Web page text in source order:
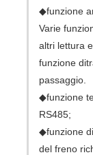
◆funzione
Varie
altri lettura
funzione
passaggio.
◆funzione
RS485;
◆funzione
del freno